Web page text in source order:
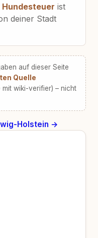
Hundesteuer ist
deiner Stadt
auf dieser Seite
Quelle
mit wiki-verifier) – nicht
Holstein →